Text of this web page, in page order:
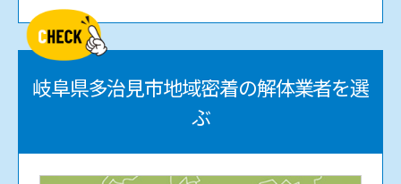
岐阜県多治見市地域密着の解体業者を選
ぶ